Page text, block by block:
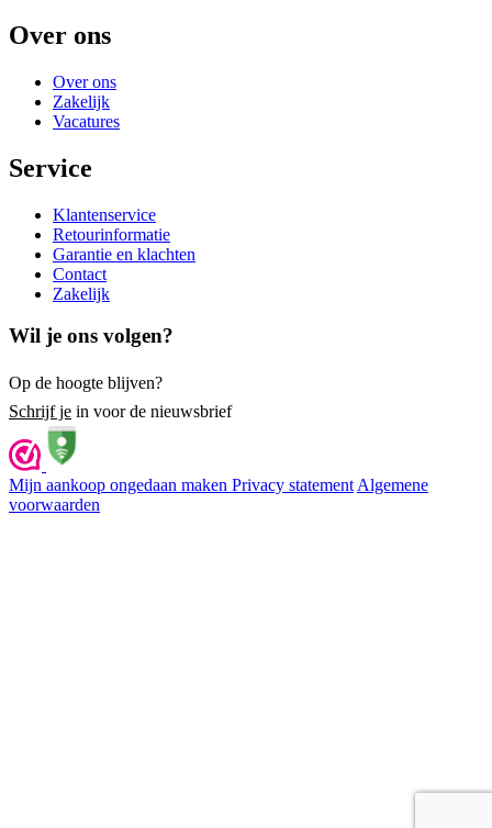
Over ons
Over ons
Zakelijk
Vacatures
Service
Klantenservice
Retourinformatie
Garantie en klachten
Contact
Zakelijk
Wil je ons volgen?
Op de hoogte blijven?
Schrijf je in voor de nieuwsbrief
Mijn aankoop ongedaan maken Privacy statement Algemene
voorwaarden